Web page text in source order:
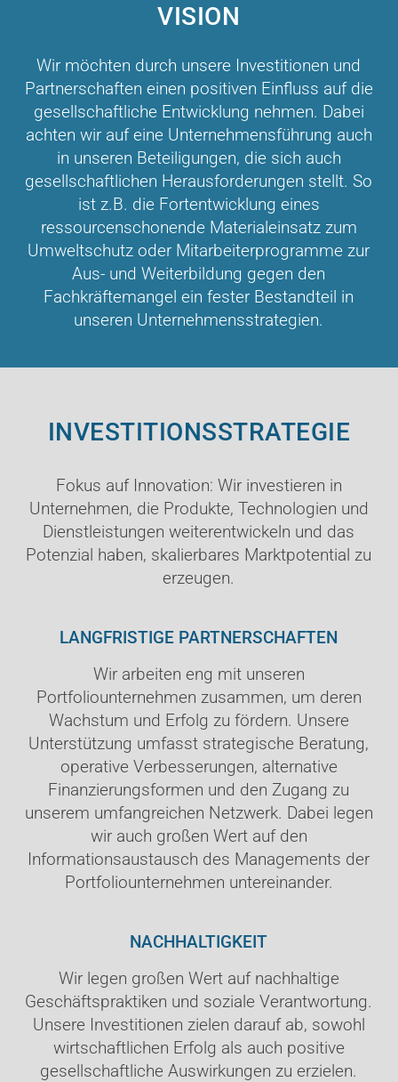
VISION
Wir möchten durch unsere Investitionen und
Partnerschaften einen positiven Einfluss auf die
gesellschaftliche Entwicklung nehmen. Dabei
achten wir auf eine Unternehmensführung auch
in unseren Beteiligungen, die sich auch
gesellschaftlichen Herausforderungen stellt. So
ist z.B. die Fortentwicklung eines
ressourcenschonende Materialeinsatz zum
Umweltschutz oder Mitarbeiterprogramme zur
Aus- und Weiterbildung gegen den
Fachkräftemangel ein fester Bestandteil in
unseren Unternehmensstrategien.
INVESTITIONSSTRATEGIE
Fokus auf Innovation: Wir investieren in
Unternehmen, die Produkte, Technologien und
Dienstleistungen weiterentwickeln und das
Potenzial haben, skalierbares Marktpotential zu
erzeugen.
LANGFRISTIGE PARTNERSCHAFTEN
Wir arbeiten eng mit unseren
Portfoliounternehmen zusammen, um deren
Wachstum und Erfolg zu fördern. Unsere
Unterstützung umfasst strategische Beratung,
operative Verbesserungen, alternative
Finanzierungsformen und den Zugang zu
unserem umfangreichen Netzwerk. Dabei legen
wir auch großen Wert auf den
Informationsaustausch des Managements der
Portfoliounternehmen untereinander.
NACHHALTIGKEIT
Wir legen großen Wert auf nachhaltige
Geschäftspraktiken und soziale Verantwortung.
Unsere Investitionen zielen darauf ab, sowohl
wirtschaftlichen Erfolg als auch positive
gesellschaftliche Auswirkungen zu erzielen.